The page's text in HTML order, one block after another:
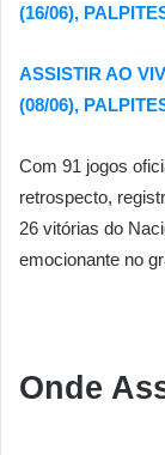
(16/06),
ASSISTIR AO
(08/06),
Com 91 jogos
retrospecto,
26 vitórias do
emocionante no
Onde